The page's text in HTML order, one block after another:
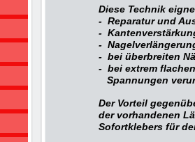
Diese Technik
- Reparatur und
-
-
- bei überbreiten
- bei extrem
Spannungen
Der Vorteil
der vorhandenen
Sofortklebers für